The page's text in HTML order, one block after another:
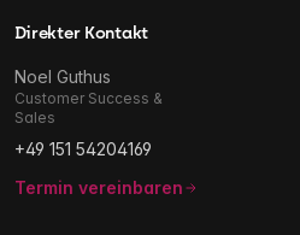
Direkter Kontakt
Noel Guthus
Customer Success &
Sales
+49 151 54204169
Termin vereinbaren